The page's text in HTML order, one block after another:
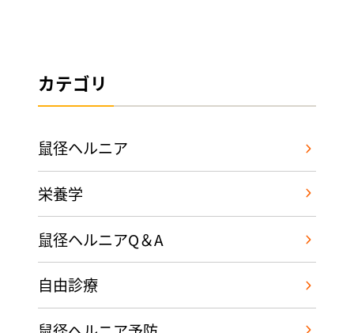
カテゴリ
鼠径ヘルニア
栄養学
鼠径ヘルニアQ＆A
自由診療